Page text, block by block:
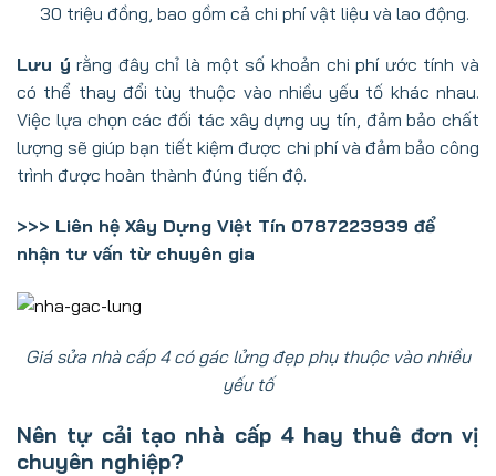
30 triệu đồng, bao gồm cả chi phí vật liệu và lao động.
Lưu ý rằng đây chỉ là một số khoản chi phí ước tính và
có thể thay đổi tùy thuộc vào nhiều yếu tố khác nhau.
Việc lựa chọn các đối tác xây dựng uy tín, đảm bảo chất
lượng sẽ giúp bạn tiết kiệm được chi phí và đảm bảo công
trình được hoàn thành đúng tiến độ.
>>> Liên hệ Xây Dựng Việt Tín 0787223939 để
nhận tư vấn từ chuyên gia
Giá sửa nhà cấp 4 có gác lửng đẹp phụ thuộc vào nhiều
yếu tố
Nên tự cải tạo nhà cấp 4 hay thuê đơn vị
chuyên nghiệp?